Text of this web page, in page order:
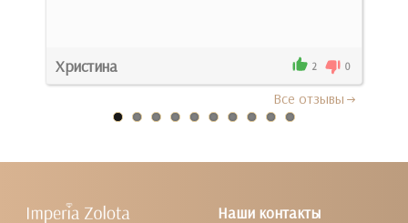
Христина 2 0
Все отзывы
Наши контакты